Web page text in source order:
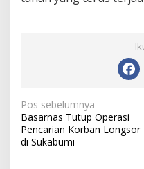
N
a
v
Pos sebelumnya
Basarnas Tutup Operasi
Pencarian Korban Longsor
di Sukabumi